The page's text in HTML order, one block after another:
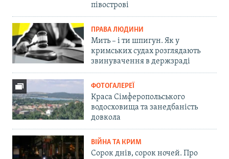
півострові
ПРАВА ЛЮДИНИ
Мить – і ти шпигун. Як у
кримських судах розглядають
звинувачення в держзраді
ФОТОГАЛЕРЕЇ
Краса Сімферопольського
водосховища та занедбаність
довкола
ВІЙНА ТА КРИМ
Сорок днів, сорок ночей. Про